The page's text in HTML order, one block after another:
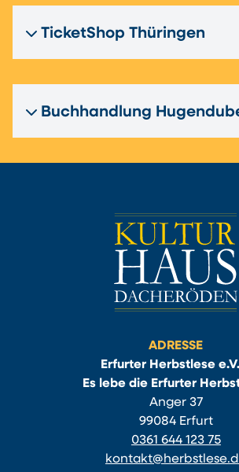
TicketShop Thüringen
Buchhandlung
ADRESSE
Erfurter Herbstlese
Es lebe die Erfurter
Anger 37
99084 Erfurt
0361 644 123 75